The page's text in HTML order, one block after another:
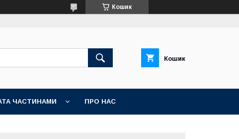
Кошик
Кошик
ЧАСТИНАМИ ПРО НАС